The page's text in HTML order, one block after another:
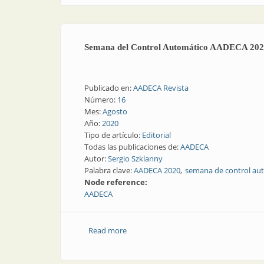
Semana del Control Automático AADECA
Publicado en:AADECA Revista
Número: 16
Mes:Agosto
Año:2020
Tipo de artículo: Editorial
Todas las publicaciones de:AADECA
Autor:Sergio Szklanny
Palabra clave:AADECA 2020 semana de control
Node reference:
AADECA
Read moreabout Semana del Control Automático